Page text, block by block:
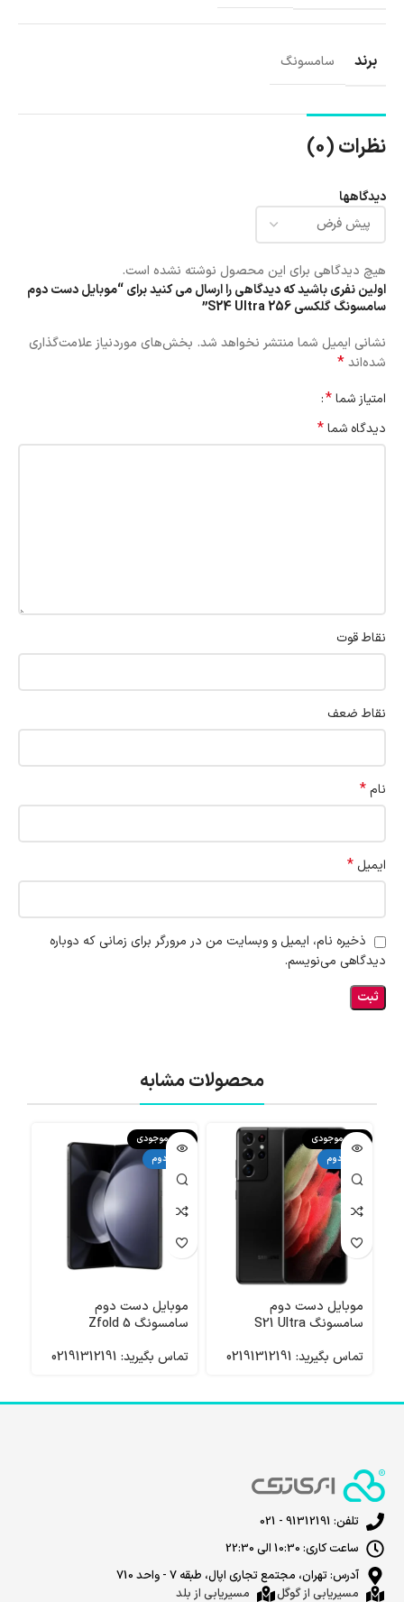
برند سامسونگ
نظرات (0)
دیدگاهها
هیچ دیدگاهی برای این محصول نوشته نشده است.
اولین نفری باشید که دیدگاهی را ارسال می کنید برای “موبایل دست دوم
سامسونگ گلکسی 256 S24 Ultra”
نشانی ایمیل شما منتشر نخواهد شد. بخش‌های موردنیاز علامت‌گذاری
شده‌اند*
امتیاز شما*
دیدگاه شما*
نقاط قوت
نقاط ضعف
نام*
ایمیل *
ذخیره نام، ایمیل و وبسایت من در مرورگر برای زمانی که دوباره
دیدگاهی می‌نویسم.
محصولات مشابه
اتمام موجودی
دست دوم
موبایل دست دوم
سامسونگ S21 Ultra
تماس بگیرید: 02191312191
اتمام موجودی
دست دوم
موبایل دست دوم
سامسونگ Zfold 5
تماس بگیرید: 02191312191
تلفن: 91312191 - 021
ساعت کاری: 10:30 الی 22:30
آدرس: تهران، مجتمع تجاری اپال، طبقه 7 - واحد 710
مسیریابی از گوگل
مسیریابی از بلد